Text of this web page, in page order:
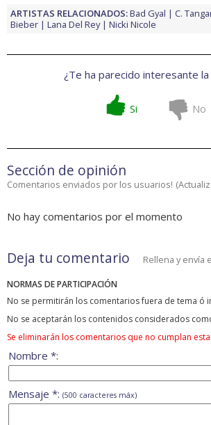
ARTISTAS RELACIONADOS:Bad Gyal C.
Bieber
Lana Del Rey Nicki Nicole
¿Te ha parecido interesante la
Si No
Sección de opinión
Comentarios enviados por los usuarios! (
No hay comentarios por el momento
Deja tu comentario Rellena y envía
NORMAS DE PARTICIPACIÓN
No se permitirán los comentarios fuera de tema ó
No se aceptarán los contenidos considerados
Se eliminarán los comentarios que no cumplan
Nombre *:
Mensaje *: (500 caracteres máx)